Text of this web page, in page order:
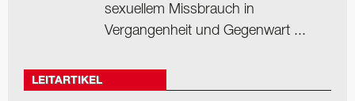
sexuellem Missbrauch in
Vergangenheit und Gegenwart ...
LEITARTIKEL